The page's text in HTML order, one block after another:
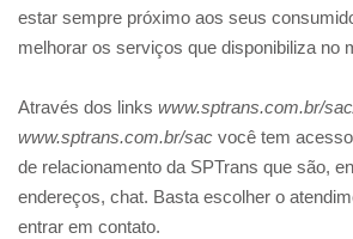
estar sempre próximo aos seus
melhorar os serviços que disponibiliza no
Através dos links www.sptrans.com.br/
www.sptrans.com.br/sac você tem
de relacionamento da SPTrans que são,
endereços, chat. Basta escolher o
entrar em contato.